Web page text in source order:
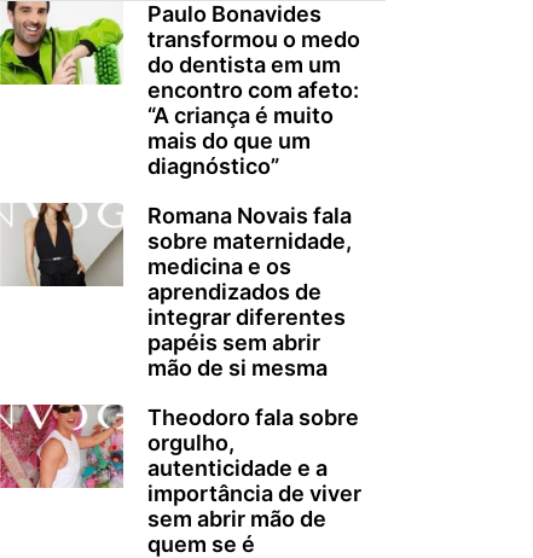
Paulo Bonavides
transformou o medo
do dentista em um
encontro com afeto:
“A criança é muito
mais do que um
diagnóstico”
Romana Novais fala
sobre maternidade,
medicina e os
aprendizados de
integrar diferentes
papéis sem abrir
mão de si mesma
Theodoro fala sobre
orgulho,
autenticidade e a
importância de viver
sem abrir mão de
quem se é